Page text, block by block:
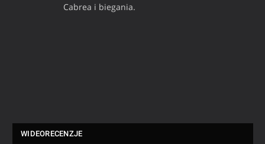
Cabrea i biegania.
WIDEORECENZJE